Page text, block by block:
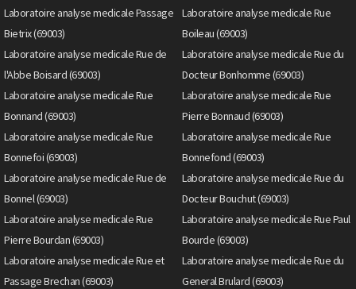
Laboratoire analyse medicale Passage
Bietrix (69003)
Laboratoire analyse medicale Rue
Boileau (69003)
Laboratoire analyse medicale Rue de
l'Abbe Boisard (69003)
Laboratoire analyse medicale Rue du
Docteur Bonhomme (69003)
Laboratoire analyse medicale Rue
Bonnand (69003)
Laboratoire analyse medicale Rue
Pierre Bonnaud (69003)
Laboratoire analyse medicale Rue
Bonnefoi (69003)
Laboratoire analyse medicale Rue
Bonnefond (69003)
Laboratoire analyse medicale Rue de
Bonnel (69003)
Laboratoire analyse medicale Rue du
Docteur Bouchut (69003)
Laboratoire analyse medicale Rue
Pierre Bourdan (69003)
Laboratoire analyse medicale Rue Paul
Bourde (69003)
Laboratoire analyse medicale Rue et
Passage Brechan (69003)
Laboratoire analyse medicale Rue du
General Brulard (69003)